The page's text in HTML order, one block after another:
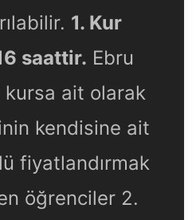
1. Kur
saattir. Ebru
ait olarak
kendisine ait
fiyatlandırmak
öğrenciler 2.